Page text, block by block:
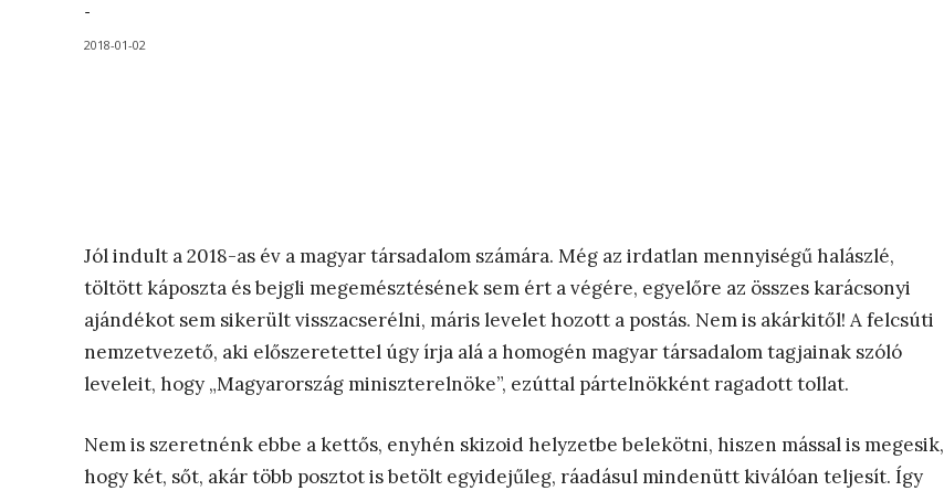
-
2018-01-02
Jól indult a 2018-as év a magyar társadalom számára. Még az irdatlan mennyiségű halászlé,
töltött káposzta és bejgli megemésztésének sem ért a végére, egyelőre az összes karácsonyi
ajándékot sem sikerült visszacserélni, máris levelet hozott a postás. Nem is akárkitől! A felcsúti
nemzetvezető, aki előszeretettel úgy írja alá a homogén magyar társadalom tagjainak szóló
leveleit, hogy „Magyarország miniszterelnöke”, ezúttal pártelnökként ragadott tollat.
Nem is szeretnénk ebbe a kettős, enyhén skizoid helyzetbe belekötni, hiszen mással is megesik,
hogy két, sőt, akár több posztot is betölt egyidejűleg, ráadásul mindenütt kiválóan teljesít. Így